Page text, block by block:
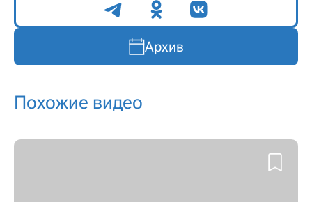
Поделиться
Архив
Похожие видео